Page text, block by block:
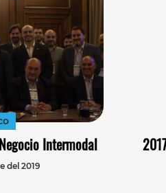
Intermodal
del 2019